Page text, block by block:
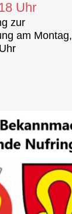
Uhr
zur
am Montag,